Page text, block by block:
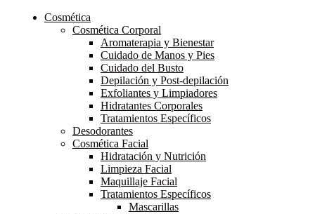
Cosmética
Cosmética Corporal
Aromaterapia y Bienestar
Cuidado de Manos y Pies
Cuidado del Busto
Depilación y Post-depilación
Exfoliantes y Limpiadores
Hidratantes Corporales
Tratamientos Específicos
Desodorantes
Cosmética Facial
Hidratación y Nutrición
Limpieza Facial
Maquillaje Facial
Tratamientos Específicos
Mascarillas